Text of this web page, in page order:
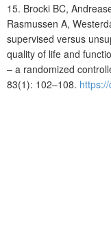
15. Brocki BC,
Rasmussen A,
supervised versus
quality of life and
– a randomized
83(1): 102–108.